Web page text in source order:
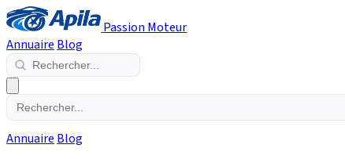
Passion Moteur
Annuaire Blog
Annuaire Blog